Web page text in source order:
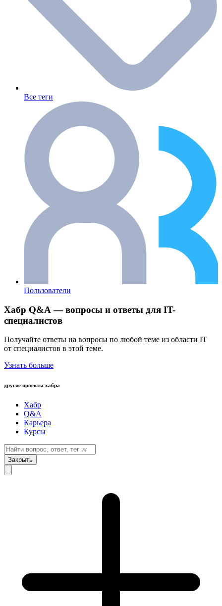
Все теги
Пользователи
Хабр Q&A — вопросы и ответы для IT-
специалистов
Получайте ответы на вопросы по любой теме из области IT
от специалистов в этой теме.
Узнать больше
другие проекты хабра
Хабр
Q&A
Карьера
Курсы
Закрыть